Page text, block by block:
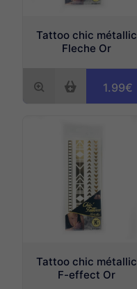
Tattoo chic métallic
Fleche Or
1.99€
Tattoo chic métallic
F-effect Or